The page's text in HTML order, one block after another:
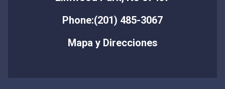
Phone:(201) 485-3067
Mapa y Direcciones